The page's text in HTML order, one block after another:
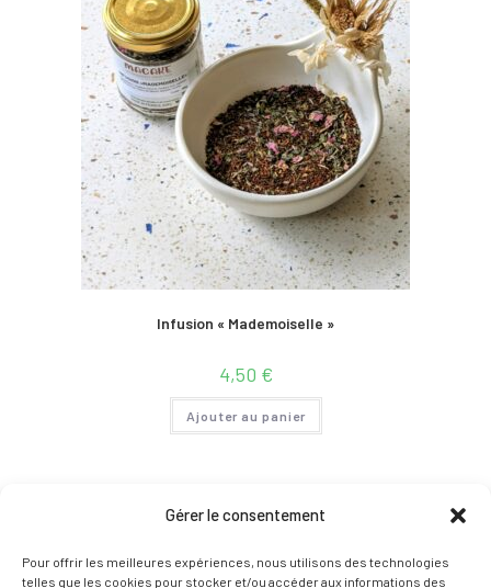
Gérer le consentement
Pour offrir les meilleures expériences, nous utilisons des technologies
telles que les cookies pour stocker et/ou accéder aux informations des
Infusion « Mademoiselle »
4,50 €
Ajouter au panier